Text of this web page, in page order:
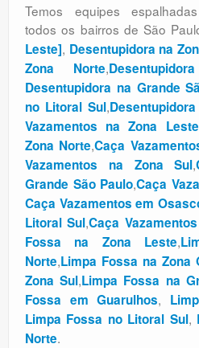
Temos equipes
todos os bairros de São
Leste], Desentupidora na
Zona Norte,
Desentupidora na Grande
no Litoral Sul,
Vazamentos na Zona Leste
Zona Norte,Caça
Vazamentos na Zona Sul,
Grande São Paulo,Caça
Caça Vazamentos em
Litoral Sul,Caça
Fossa na Zona Leste,
Norte,Limpa Fossa na Zona
Zona Sul,Limpa Fossa na
Fossa em Guarulhos,
Limpa Fossa no Litoral Sul,
Norte.